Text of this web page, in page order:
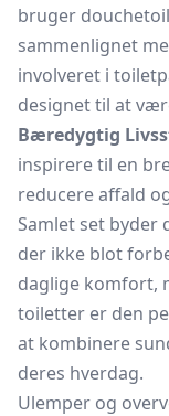
bruger
sammenlignet
involveret i
designet til at
Bæredygtig
inspirere til en
reducere affald
Samlet set
der ikke blot
daglige komfort,
toiletter er den
at kombinere
deres hverdag.
Ulemper og